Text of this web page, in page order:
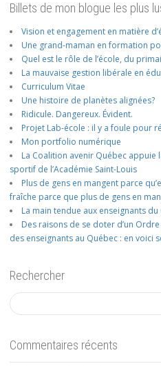
Billets de mon blogue les plus
Vision et engagement en matière
Une grand-maman en formation
Quel est le rôle de l’école, du
La mauvaise gestion libérale en
Curriculum Vitae
Une histoire de planètes alignées?
Ridicule. Dangereux. Évident.
Projet Lab-école : il y a foule pour
Mon portfolio numérique
La Coalition avenir Québec
sportif de l’Académie Saint-Louis
Plus de gens en mangent parce
fraîche parce que plus de gens en
La main tendue aux enseignants
Des raisons de se doter d’un
des enseignants au Québec : en voici
Rechercher
Commentaires récents